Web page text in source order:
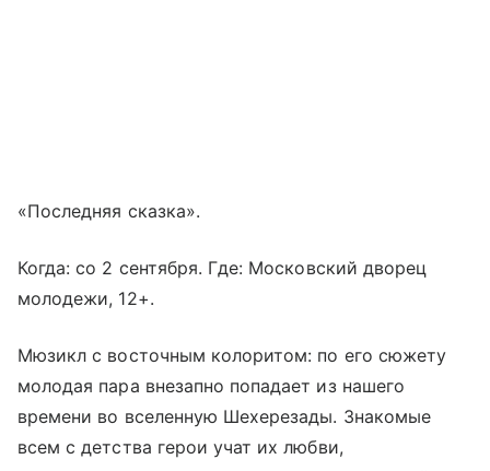
«Последняя сказка».
Когда: со 2 сентября. Где: Московский дворец
молодежи, 12+.
Мюзикл с восточным колоритом: по его сюжету
молодая пара внезапно попадает из нашего
времени во вселенную Шехерезады. Знакомые
всем с детства герои учат их любви,